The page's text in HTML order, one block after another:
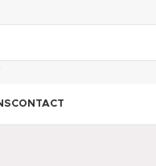
CONTACT